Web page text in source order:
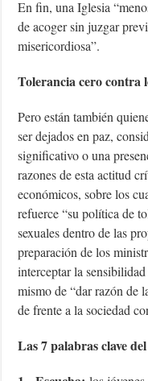
En fin, una Iglesia
de acoger sin juzgar
misericordiosa”.
Tolerancia cero contra
Pero están también
ser dejados en paz,
significativo o una
razones de esta actitud
económicos, sobre los
refuerce “su política de
sexuales dentro de las
preparación de los
interceptar la
mismo de “dar razón de
de frente a la sociedad
Las 7 palabras clave